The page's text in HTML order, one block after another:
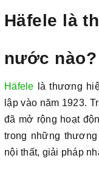
Häfele là
nước nào?
Häfele là thương
lập vào năm 1923.
đã mở rộng hoạt
trong những
nội thất, giải pháp